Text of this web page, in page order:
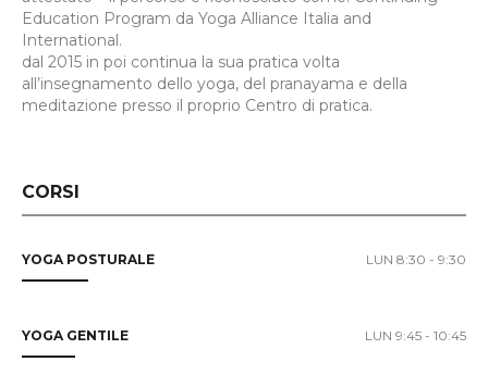
Education Program da Yoga Alliance Italia and
International.
dal 2015 in poi continua la sua pratica volta
all’insegnamento dello yoga, del pranayama e della
meditazione presso il proprio Centro di pratica.
CORSI
YOGA POSTURALE LUN 8:30 - 9:30
YOGA GENTILE LUN 9:45 - 10:45